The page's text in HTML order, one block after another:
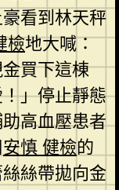
看到林天秤
檢地大喊：
買下這棟
」停止靜態
高血壓患者
安慎 健檢的
絲帶拋向金